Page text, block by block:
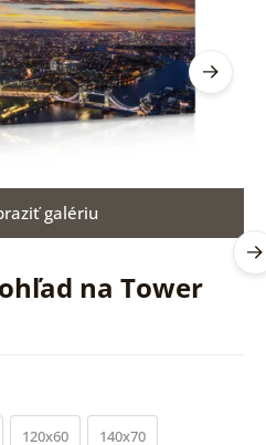
na Tower
galériu
120x60 140x70